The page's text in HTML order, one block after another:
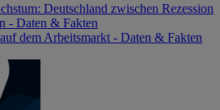
Deutschland zwischen Rezession
- Daten & Fakten
dem Arbeitsmarkt - Daten & Fakten